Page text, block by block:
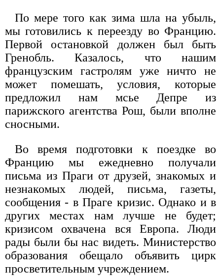
По мере того как зима шла на убыль,
мы готовились к переезду во Францию.
Первой остановкой должен был быть
Гренобль. Казалось, что нашим
французским гастролям уже ничто не
может помешать, условия, которые
предложил нам мсье Депре из
парижского агентства Рош, были вполне
сносными.
Во время подготовки к поездке во
Францию мы ежедневно получали
письма из Праги от друзей, знакомых и
незнакомых людей, письма, газеты,
сообщения - в Праге кризис. Однако и в
других местах нам лучше не будет;
кризисом охвачена вся Европа. Люди
рады были бы нас видеть. Министерство
образования обещало объявить цирк
просветительным учреждением.